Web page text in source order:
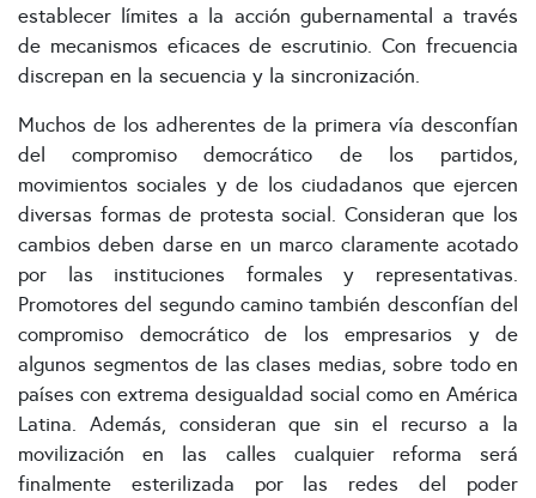
establecer límites a la acción gubernamental a través
de mecanismos eficaces de escrutinio. Con frecuencia
discrepan en la secuencia y la sincronización.
Muchos de los adherentes de la primera vía desconfían
del compromiso democrático de los partidos,
movimientos sociales y de los ciudadanos que ejercen
diversas formas de protesta social. Consideran que los
cambios deben darse en un marco claramente acotado
por las instituciones formales y representativas.
Promotores del segundo camino también desconfían del
compromiso democrático de los empresarios y de
algunos segmentos de las clases medias, sobre todo en
países con extrema desigualdad social como en América
Latina. Además, consideran que sin el recurso a la
movilización en las calles cualquier reforma será
finalmente esterilizada por las redes del poder